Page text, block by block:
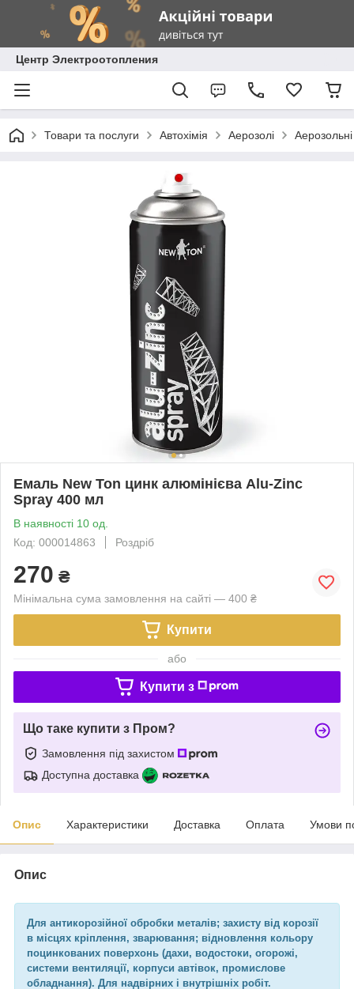
Центр Электроотопления
Товари та послуги Автохімія Аерозолі
Емаль New Ton цинк алюмінієва Alu-Zinc
Spray 400 мл
В наявності 10 од.
Код: 000014863
Роздріб
270 ₴
Мінімальна сума замовлення на сайті — 400 ₴
Купити
або
Купити з
Що таке купити з Пром?
Замовлення під захистом
Доступна доставка
Опис Характеристики Доставка Оплата Умови
Опис
Для антикорозійної обробки металів; захисту від корозії
в місцях кріплення, зварювання; відновлення кольору
поцинкованих поверхонь (дахи, водостоки, огорожі,
системи вентиляції, корпуси автівок, промислове
обладнання). Для надвірних і внутрішніх робіт.